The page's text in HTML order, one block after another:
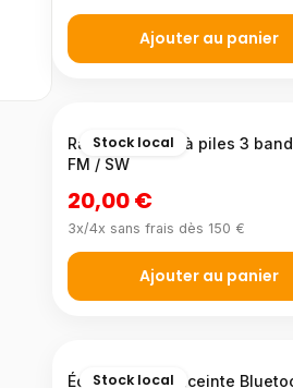
Ajouter au panier
Stock local
Radio portable à piles 3
FM / SW
20,00 €
3x/4x sans frais dès 150 €
Ajouter au panier
Stock local
Écouteurs et enceinte